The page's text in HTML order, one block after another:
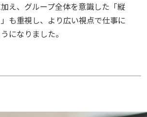
え、グループ全体を意識した「縦
も重視し、より広い視点で仕事に
になりました。